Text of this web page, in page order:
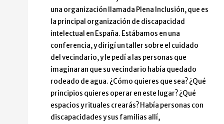
una organización llamada Plena Inclusión, que es
la principal organización de discapacidad
intelectual en España. Estábamos en una
conferencia, y dirigí un taller sobre el cuidado
del vecindario, y le pedí a las personas que
imaginaran que su vecindario había quedado
rodeado de agua. ¿Cómo quieres que sea? ¿Qué
principios quieres operar en este lugar? ¿Qué
espacios y rituales crearás? Había personas con
discapacidades y sus familias allí,